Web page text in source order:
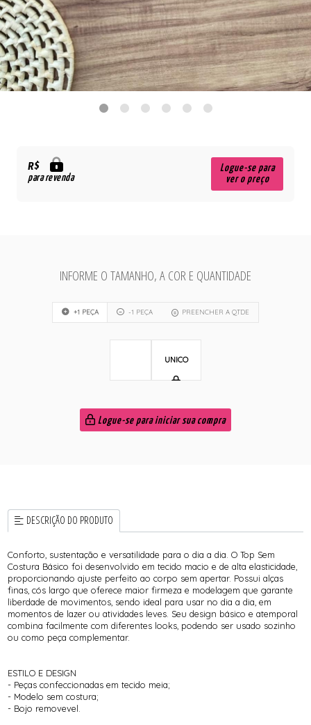
R$
para revenda
Logue-se para
ver o preço
INFORME O TAMANHO, A COR E QUANTIDADE
+1 PEÇA -1 PEÇA PREENCHER A QTDE
UNICO
Logue-se para iniciar sua compra
DESCRIÇÃO DO PRODUTO
Conforto, sustentação e versatilidade para o dia a dia. O Top Sem
Costura Básico foi desenvolvido em tecido macio e de alta elasticidade,
proporcionando ajuste perfeito ao corpo sem apertar. Possui alças
finas, cós largo que oferece maior firmeza e modelagem que garante
liberdade de movimentos, sendo ideal para usar no dia a dia, em
momentos de lazer ou atividades leves. Seu design básico e atemporal
combina facilmente com diferentes looks, podendo ser usado sozinho
ou como peça complementar.
ESTILO E DESIGN
- Peças confeccionadas em tecido meia;
- Modelo sem costura;
- Bojo removevel.